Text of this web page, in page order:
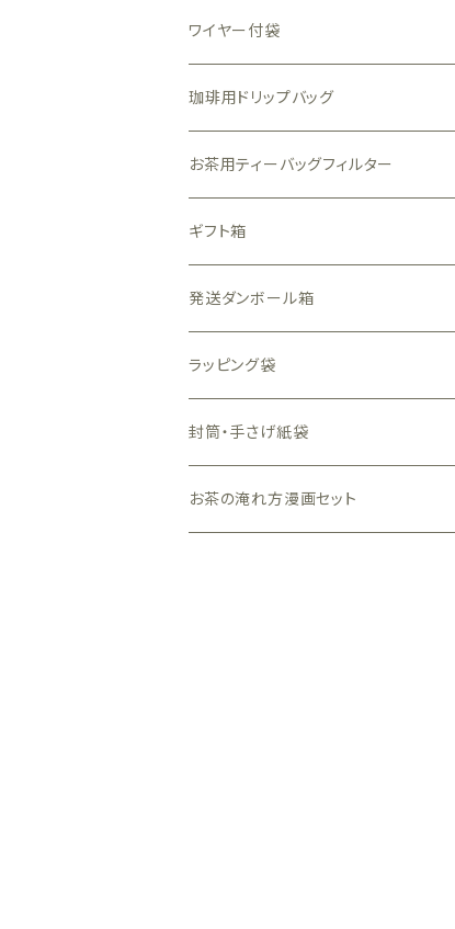
透明（中身が見える）袋
全面透明素材
透かし柄素材
一部窓付袋
クラフト
和風
アルミ・アルミ蒸着（中身が見えない）袋
銀色
金色
クラフト（茶色）
珈琲用ガス抜きバルブ付袋
ワイヤー付袋
珈琲用ドリップバッグ
お茶用ティーバッグフィルター
ギフト箱
透明箱
N式（フタと底が一体型）窓付
N式（フタと底が一体型）窓なし
小箱（手のひらサイズ）
発送ダンボール箱
ラッピング袋
封筒・手さげ紙袋
封筒
お茶の淹れ方漫画セット